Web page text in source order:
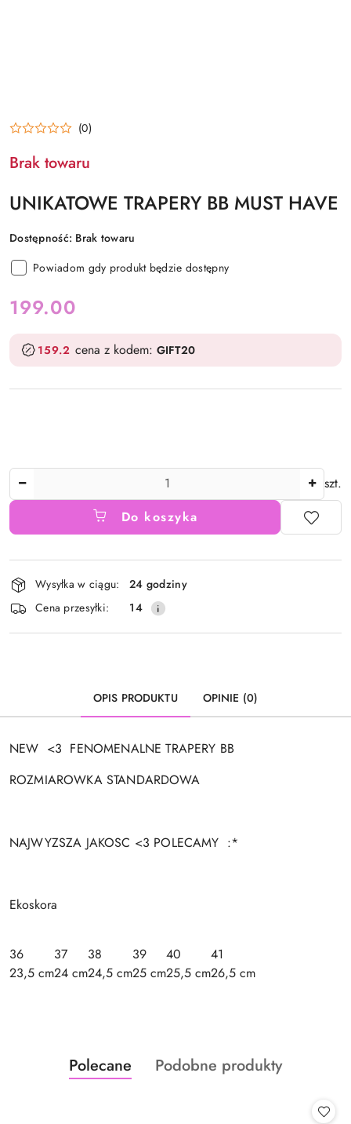
(0)
Brak towaru
UNIKATOWE TRAPERY BB MUST HAVE
Dostępność: Brak towaru
Powiadom gdy produkt będzie dostępny
cena:
199.00
159.2 cena z kodem: GIFT20
szt.
Do koszyka
Dostępność
i
dostawa
Wysyłka w ciągu:
24 godziny
Cena przesyłki:
14
OPIS PRODUKTU OPINIE (0)
NEW <3 FENOMENALNE TRAPERY BB
ROZMIAROWKA STANDARDOWA
NAJWYZSZA JAKOSC <3 POLECAMY :*
Ekoskora
36 37 38 39 40
41
23,5 cm24 cm24,5 cm25 cm25,5 cm26,5 cm
Pomiń karuzelę produktów
Produkty
o
Polecane
Produkty
Podobne produkty